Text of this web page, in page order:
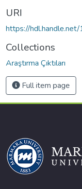
URI
https://
Collections
Araştırma Çıktıları
Full item page